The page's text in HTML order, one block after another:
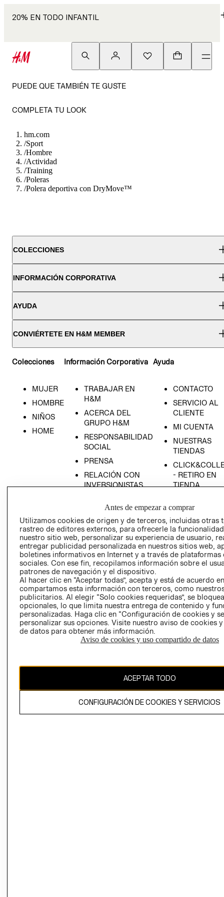
20% EN TODO INFANTIL
PUEDE QUE TAMBIÉN TE GUSTE
COMPLETA TU LOOK
hm.com
/Sport
/Hombre
/Actividad
/Training
/Poleras
/Polera deportiva con DryMove™
COLECCIONES
INFORMACIÓN CORPORATIVA
AYUDA
CONVIÉRTETE EN H&M MEMBER
Colecciones
MUJER
HOMBRE
NIÑOS
HOME
Información Corporativa
TRABAJAR EN
H&M
ACERCA DEL
GRUPO H&M
RESPONSABILIDAD
SOCIAL
PRENSA
RELACIÓN CON
INVERSIONISTAS
EMPRESARIAL
Ayuda
CONTACTO
SERVICIO AL
CLIENTE
MI CUENTA
NUESTRAS
TIENDAS
- RETIRO EN
TIENDA
CONDICIONES
AVISO DE
PRIVACIDAD
GIFT CARD
AVISO DE
El contenido de esta página web está protegido por copyright y es
Antes de empezar a comprar
Utilizamos cookies de origen y de terceros, incluidas otras
rastreo de editores externos, para ofrecerle la
nuestro sitio web, personalizar su experiencia de usuario,
entregar publicidad personalizada en nuestros sitios web,
boletines informativos en Internet y a través de plataformas
sociales. Con ese fin, recopilamos información sobre el
patrones de navegación y el dispositivo.
Al hacer clic en “Aceptar todas”, acepta y está de acuerdo
compartamos esta información con terceros, como
publicitarios. Al elegir “Solo cookies requeridas”, se
opcionales, lo que limita nuestra entrega de contenido y
personalizadas. Haga clic en “Configuración de cookies y
personalizar sus opciones. Visite nuestro aviso de cookies
de datos para obtener más información.
Aviso de cookies y uso compartido de datos
ACEPTAR TODO
CONFIGURACIÓN DE COOKIES Y SERVICIOS